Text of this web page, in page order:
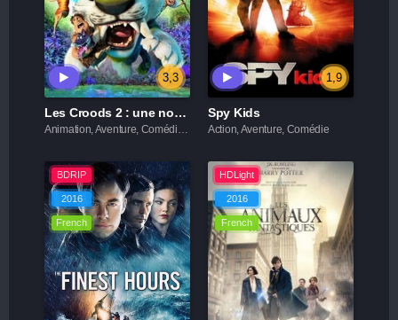
3,3
Les Croods 2 : une nouvelle ère
Animation, Aventure, Comédie, Famille
1,9
Spy Kids
Action, Aventure, Comédie
BDRIP
2016
French
HDLight
2016
French